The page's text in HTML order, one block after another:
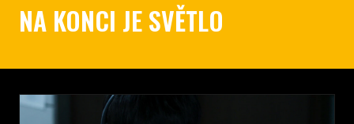
NA KONCI JE SVĚTLO